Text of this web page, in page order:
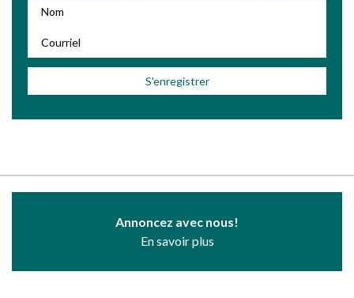
Annoncez avec nous!
En savoir plus